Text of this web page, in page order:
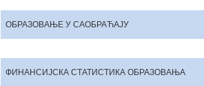
ОБРАЗОВАЊЕ У САОБРАЋАЈУ
ФИНАНСИЈСКА СТАТИСТИКА ОБРАЗОВАЊА